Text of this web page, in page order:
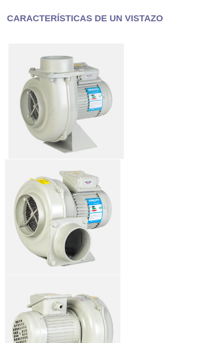
CARACTERÍSTICAS DE UN VISTAZO